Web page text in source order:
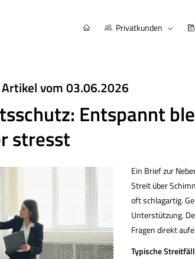
Privatkunden
vom 03.06.2026
Entspannt
stresst
Ein Brief zur
Streit über
oft schlagartig.
Unterstützung.
Fragen direkt
Typische